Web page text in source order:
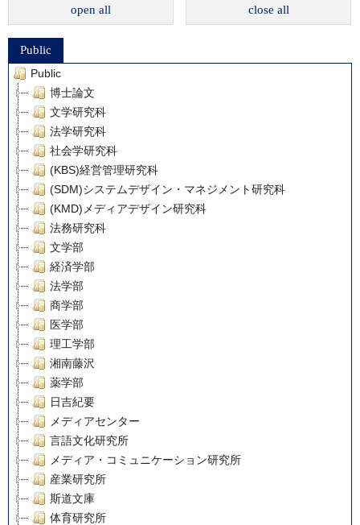
open all close all
Public
Public
博士論文
文学研究科
法学研究科
社会学研究科
(KBS)経営管理研究科
(SDM)システムデザイン・マネジメント研究科
(KMD)メディアデザイン研究科
法務研究科
文学部
経済学部
法学部
商学部
医学部
理工学部
湘南藤沢
薬学部
日吉紀要
メディアセンター
言語文化研究所
メディア・コミュニケーション研究所
産業研究所
斯道文庫
体育研究所